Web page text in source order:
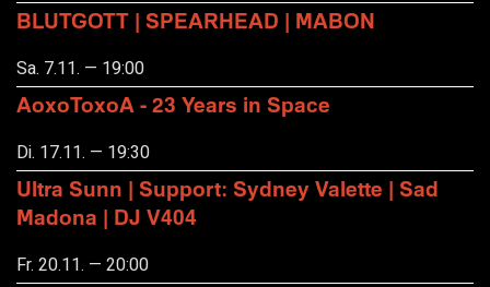
BLUTGOTT | SPEARHEAD | MABON
Sa. 7.11. — 19:00
AoxoToxoA - 23 Years in Space
Di. 17.11. — 19:30
Ultra Sunn | Support: Sydney Valette | Sad
Madona | DJ V404
Fr. 20.11. — 20:00